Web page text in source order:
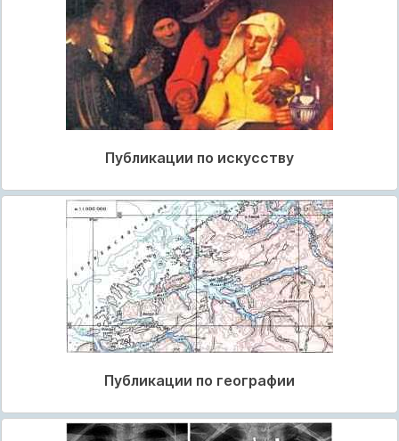
Публикации по искусству
Публикации по географии